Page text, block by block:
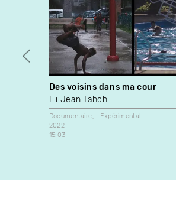
Des voisins dans ma cour
Eli Jean Tahchi
Documentaire
Expérimental
2022
15:03